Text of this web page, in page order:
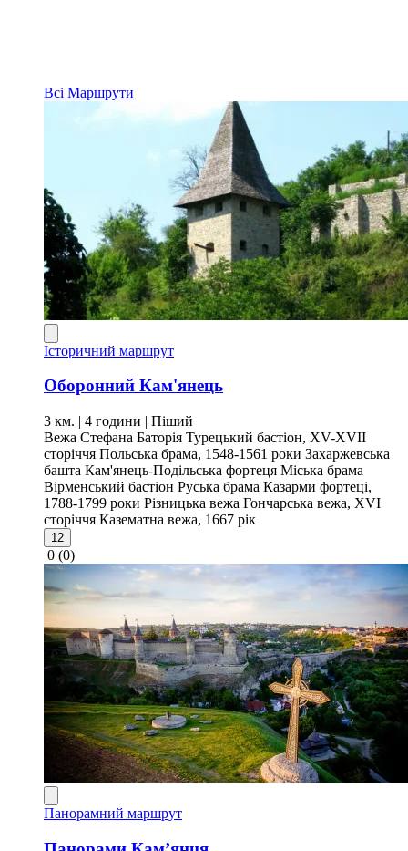
Всі Маршрути
Історичний маршрут
Оборонний Кам'янець
3 км. | 4 години | Піший
Вежа Стефана Баторія Турецький бастіон, XV-XVII
сторіччя Польська брама, 1548-1561 роки Захаржевська
башта Кам'янець-Подільська фортеця Міська брама
Вірменський бастіон Руська брама Казарми фортеці,
1788-1799 роки Різницька вежа Гончарська вежа, XVI
сторіччя Казематна вежа, 1667 рік
12
0 (0)
Панорамний маршрут